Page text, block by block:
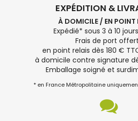
EXPÉDITION &
À DOMICILE / EN POINT
Expédié* sous 3 à 10
Frais de port
en point relais dès 180 €
à domicile contre signature
Emballage soigné et
* en France Métropolitaine